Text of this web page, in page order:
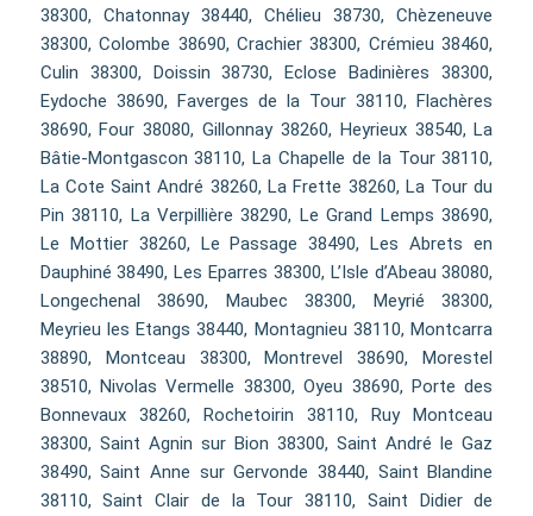
38300, Chatonnay 38440, Chélieu 38730, Chèzeneuve
38300, Colombe 38690, Crachier 38300, Crémieu 38460,
Culin 38300, Doissin 38730, Eclose Badinières 38300,
Eydoche 38690, Faverges de la Tour 38110, Flachères
38690, Four 38080, Gillonnay 38260, Heyrieux 38540, La
Bâtie-Montgascon 38110, La Chapelle de la Tour 38110,
La Cote Saint André 38260, La Frette 38260, La Tour du
Pin 38110, La Verpillière 38290, Le Grand Lemps 38690,
Le Mottier 38260, Le Passage 38490, Les Abrets en
Dauphiné 38490, Les Eparres 38300, L’Isle d’Abeau 38080,
Longechenal 38690, Maubec 38300, Meyrié 38300,
Meyrieu les Etangs 38440, Montagnieu 38110, Montcarra
38890, Montceau 38300, Montrevel 38690, Morestel
38510, Nivolas Vermelle 38300, Oyeu 38690, Porte des
Bonnevaux 38260, Rochetoirin 38110, Ruy Montceau
38300, Saint Agnin sur Bion 38300, Saint André le Gaz
38490, Saint Anne sur Gervonde 38440, Saint Blandine
38110, Saint Clair de la Tour 38110, Saint Didier de